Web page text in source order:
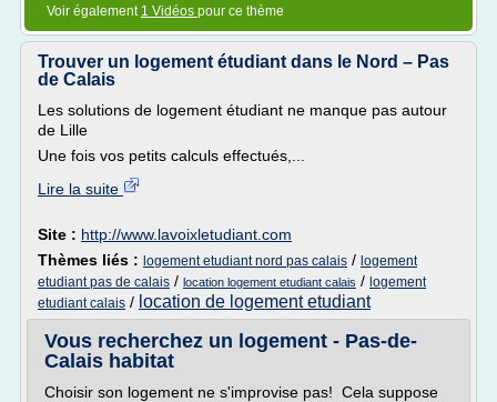
Voir également 1 Vidéos pour ce thème
Trouver un logement étudiant dans le Nord – Pas
de Calais
Les solutions de logement étudiant ne manque pas autour
de Lille
Une fois vos petits calculs effectués,...
Lire la suite
Site : http://www.lavoixletudiant.com
Thèmes liés : logement etudiant nord pas calais / logement
etudiant pas de calais / location logement etudiant calais / logement
etudiant calais / location de logement etudiant
Vous recherchez un logement - Pas-de-
Calais habitat
Choisir son logement ne s'improvise pas! Cela suppose